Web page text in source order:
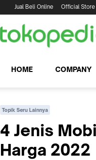
Jual Beli Online Official Store
HOME COMPANY
Topik Seru Lainnya
4 Jenis
Harga 2022